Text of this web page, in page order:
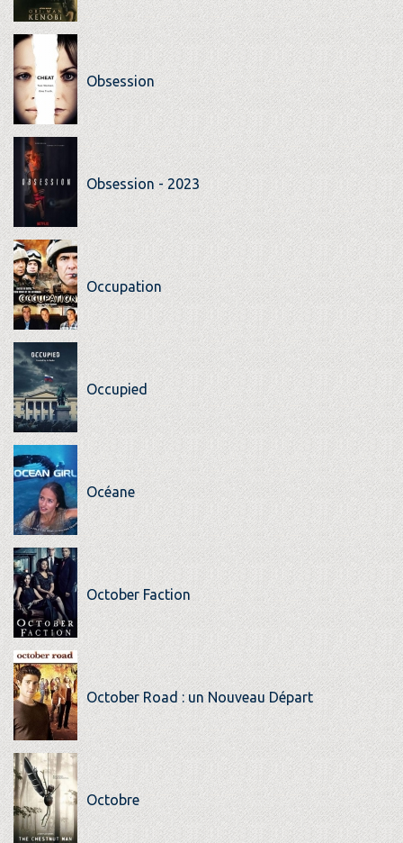
Obsession
Obsession - 2023
Occupation
Occupied
Océane
October Faction
October Road : un Nouveau Départ
Octobre